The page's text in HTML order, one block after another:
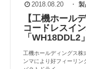
2018.08.20 ・
【工機ホール
コードレスイ
「WH18DDL2
工機ホールディングス株
ンマにより好フィーリン